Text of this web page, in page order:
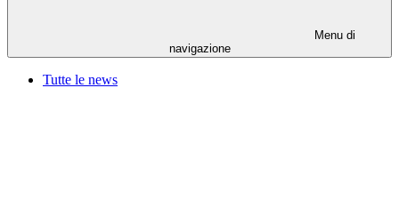
Menu di
navigazione
Tutte le news